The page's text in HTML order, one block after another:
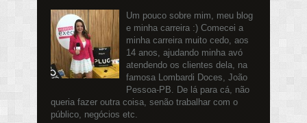
Um pouco sobre mim, meu blog
e minha carreira :) Comecei a
minha carreira muito cedo, aos
14 anos, ajudando minha avó
atendendo os clientes dela, na
famosa Lombardi Doces, João
Pessoa-PB. De lá para cá, não
queria fazer outra coisa, senão trabalhar com o
público, negócios etc.